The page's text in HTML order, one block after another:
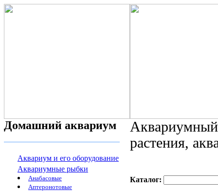
Домашний аквариум
Аквариум и его оборудование
Аквариумные рыбки
Анабасовые
Аптеронотовые
растения,
Каталог: